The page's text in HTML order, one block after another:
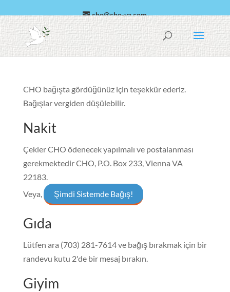
cho@cho-va.com
Arapça
Español
CHO bağışta gördüğünüz için teşekkür ederiz.
Bağışlar vergiden düşülebilir.
Nakit
Çekler CHO ödenecek yapılmalı ve postalanması
gerekmektedirCHO, P.O. Box 233, Vienna VA
22183.
Veya,
Şimdi Sistemde Bağış!
Gıda
Lütfen ara (703) 281-7614 ve bağış bırakmak için bir
randevu kutu 2'de bir mesaj bırakın.
Giyim